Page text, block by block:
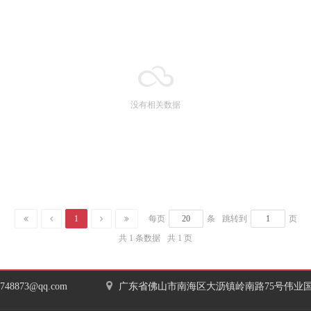
没有相关数据
1 每页 条 跳转到
页
共 1 条数据
共 1 页
广东省佛山市南海区大沥镇岭南路75号伟业